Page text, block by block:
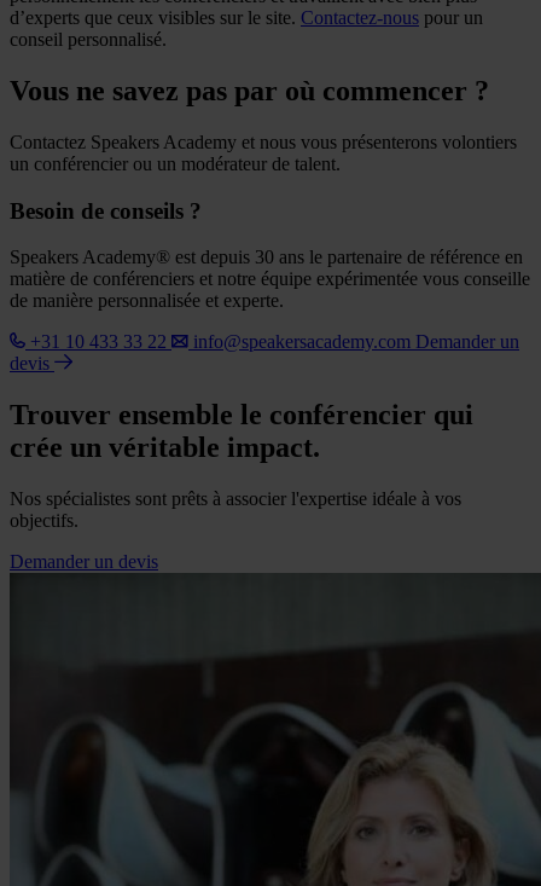
d’experts que ceux visibles sur le site. Contactez-nous pour un
conseil personnalisé.
Vous ne savez pas par où commencer ?
Contactez Speakers Academy et nous vous présenterons volontiers
un conférencier ou un modérateur de talent.
Besoin de conseils ?
Speakers Academy® est depuis 30 ans le partenaire de référence en
matière de conférenciers et notre équipe expérimentée vous conseille
de manière personnalisée et experte.
+31 10 433 33 22
info@speakersacademy.com Demander un
devis
Trouver ensemble le conférencier qui
crée un véritable impact.
Nos spécialistes sont prêts à associer l'expertise idéale à vos
objectifs.
Demander un devis